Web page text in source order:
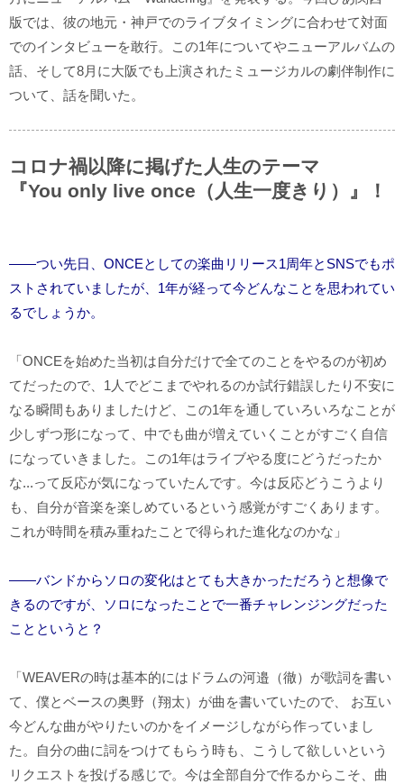
版では、彼の地元・神戸でのライブタイミングに合わせて対面
でのインタビューを敢行。この1年についてやニューアルバムの
話、そして8月に大阪でも上演されたミュージカルの劇伴制作に
ついて、話を聞いた。
コロナ禍以降に掲げた人生のテーマ
『You only live once（人生一度きり）』！
――つい先日、ONCEとしての楽曲リリース1周年とSNSでもポ
ストされていましたが、1年が経って今どんなことを思われてい
るでしょうか。
「ONCEを始めた当初は自分だけで全てのことをやるのが初め
てだったので、1人でどこまでやれるのか試行錯誤したり不安に
なる瞬間もありましたけど、この1年を通していろいろなことが
少しずつ形になって、中でも曲が増えていくことがすごく自信
になっていきました。この1年はライブやる度にどうだったか
な...って反応が気になっていたんです。今は反応どうこうより
も、自分が音楽を楽しめているという感覚がすごくあります。
これが時間を積み重ねたことで得られた進化なのかな」
――バンドからソロの変化はとても大きかっただろうと想像で
きるのですが、ソロになったことで一番チャレンジングだった
ことというと？
「WEAVERの時は基本的にはドラムの河邉（徹）が歌詞を書い
て、僕とベースの奥野（翔太）が曲を書いていたので、 お互い
今どんな曲がやりたいのかをイメージしながら作っていまし
た。自分の曲に詞をつけてもらう時も、こうして欲しいという
リクエストを投げる感じで。今は全部自分で作るからこそ、曲